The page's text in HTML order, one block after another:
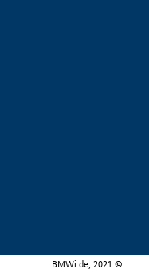
BMWi.de, 2021 ©